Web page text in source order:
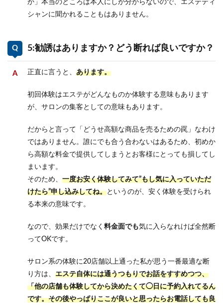
か」本当のところは本人にしか分からないので、エステティ
シャンに聞かれることもはありません。
5:勧誘はありますか？どう断れば良いですか？
正直に言うと、 あります。
初回体験はエステがどんなものか体験する意味もあります
が、サロンの集客としての意味もあります。
だからと言って「どうせ高額な商品を売るための罠」なわけ
ではありません。誰にでも合う合わないはあるため、初めか
ら高額な料金で提供してしまうとお客様にとっても損してし
まいます。
そのため、 一度お安く体験してみて”もし気に入っていただ
けたら”申し込みしてね。というのが、安く体験を受けられ
る本来の意味です。
なので、効果だけでなく 料金面でも気に入らなれけば全然断
ってOKです。
サロン系の体験に20店舗以上通った私が思う一番最適な断
り方は、 エステ自体には通うつもりでお話をすすめつつ、
「他の店舗も体験してから決めたくて◯日に予約入れてるん
です。その後やっぱりここが良いと思ったらお電話しても良